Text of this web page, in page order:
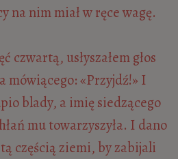
na nim miał w ręce wagę.
czwartą, usłyszałem głos
mówiącego: «Przyjdź!» I
blady, a imię siedzącego
mu towarzyszyła. I dano
częścią ziemi, by zabijali